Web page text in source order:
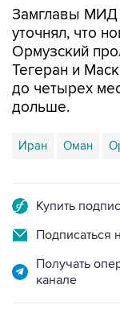
Замглавы МИД
уточнял, что
Ормузский
Тегеран и
до четырех
дольше.
Иран Оман
Купить
Подписаться
Получать
канале